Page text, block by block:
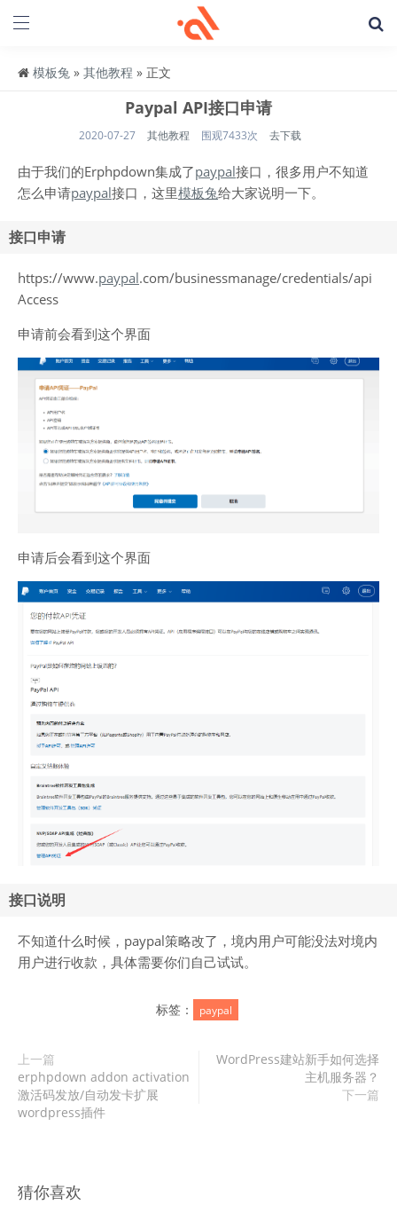
模板兔 » 其他教程 » 正文
Paypal API接口申请
2020-07-27 其他教程 围观7433次 去下载
由于我们的Erphpdown集成了paypal接口，很多用户不知道
怎么申请paypal接口，这里模板兔给大家说明一下。
接口申请
https://www.paypal.com/businessmanage/credentials/api
Access
申请前会看到这个界面
申请后会看到这个界面
接口说明
不知道什么时候，paypal策略改了，境内用户可能没法对境内
用户进行收款，具体需要你们自己试试。
标签： paypal
上一篇
erphpdown addon activation
激活码发放/自动发卡扩展
wordpress插件
WordPress建站新手如何选择
主机服务器？
下一篇
猜你喜欢